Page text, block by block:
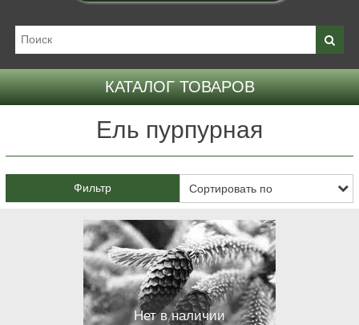
КАТАЛОГ ТОВАРОВ
Ель пурпурная
Фильтр
Нет в наличии